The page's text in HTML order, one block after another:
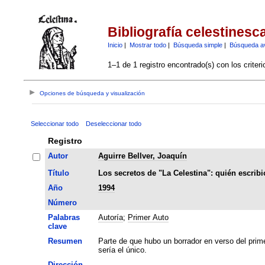
Bibliografía
Inicio| Mostrar todo| Búsqueda simple| Búsqueda
1–1 de 1 registro encontrado(s) con los
Opciones de búsqueda y visualización
Seleccionar todo Deseleccionar todo
Registro
Autor
Aguirre Bellver, Joaquín
Título
Los secretos de "La Celestina": quién
Año
1994
Número
Palabras
clave
Autoría; Primer Auto
Resumen
Parte de que hubo un borrador en verso del
sería el único.